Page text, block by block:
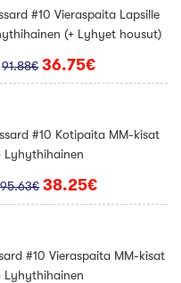
#10 Vieraspaita Lapsille
(+ Lyhyet housut)
91.88€ 36.75€
#10 Kotipaita MM-kisat
Lyhythihainen
95.63€ 38.25€
#10 Vieraspaita MM-kisat
Lyhythihainen